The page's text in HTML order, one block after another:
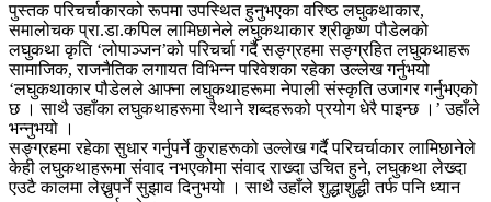
पुस्तक परिचर्चाकारको रूपमा उपस्थित हुनुभएका वरिष्ठ लघुकथाकार,
समालोचक प्रा.डा.कपिल लामिछानेले लघुकथाकार श्रीकृष्ण पौडेलको
लघुकथा कृति ‘लोपाञ्जन’को परिचर्चा गर्दै सङ्ग्रहमा सङ्ग्रहित लघुकथाहरू
सामाजिक, राजनैतिक लगायत विभिन्न परिवेशका रहेका उल्लेख गर्नुभयो
‘लघुकथाकार पौडेलले आफ्ना लघुकथाहरूमा नेपाली संस्कृति उजागर गर्नुभएको
छ । साथै उहाँका लघुकथाहरूमा रैथाने शब्दहरूको प्रयोग धेरै पाइन्छ ।’ उहाँले
भन्नुभयो ।
सङ्ग्रहमा रहेका सुधार गर्नुपर्ने कुराहरूको उल्लेख गर्दै परिचर्चाकार लामिछानेले
केही लघुकथाहरूमा संवाद नभएकोमा संवाद राख्दा उचित हुने, लघुकथा लेख्दा
एउटै कालमा लेख्नुपर्ने सुझाव दिनुभयो । साथै उहाँले शुद्धाशुद्धी तर्फ पनि ध्यान